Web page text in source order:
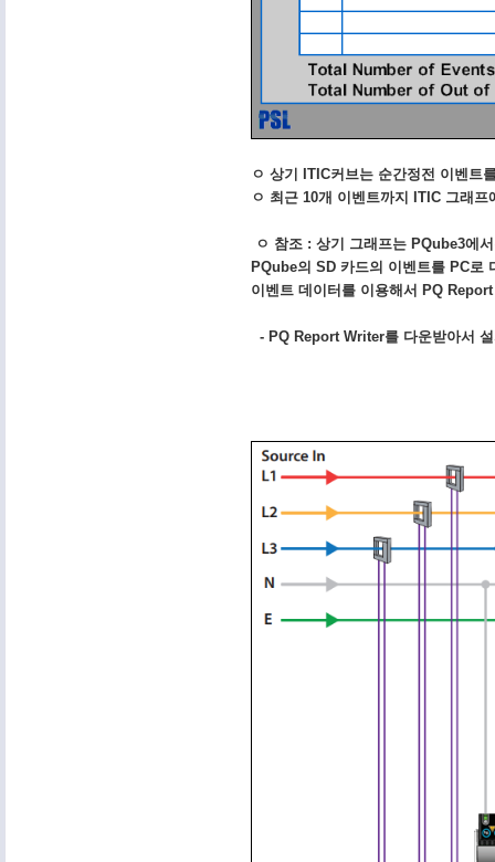
ㅇ 상기 ITIC커브는 순간정전 이벤트
ㅇ 최근 10개 이벤트까지 ITIC 그래
ㅇ 참조 : 상기 그래프는 PQube3에
PQube의 SD 카드의 이벤트를 PC로
이벤트 데이터를 이용해서 PQ
- PQ Report Writer를 다운받아서